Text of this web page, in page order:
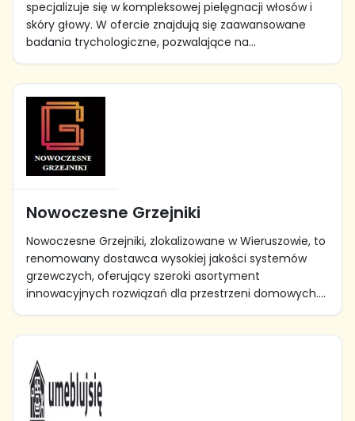
specjalizuje się w kompleksowej pielęgnacji włosów i
skóry głowy. W ofercie znajdują się zaawansowane
badania trychologiczne, pozwalające na...
Nowoczesne Grzejniki
Nowoczesne Grzejniki, zlokalizowane w Wieruszowie, to
renomowany dostawca wysokiej jakości systemów
grzewczych, oferujący szeroki asortyment
innowacyjnych rozwiązań dla przestrzeni domowych....